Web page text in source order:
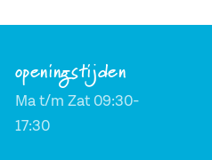
openingstijden
Ma t/m Zat 09:30-
17:30